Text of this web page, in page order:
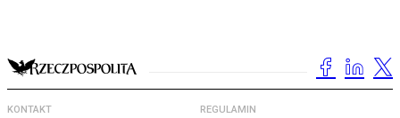
KONTAKT REGULAMIN